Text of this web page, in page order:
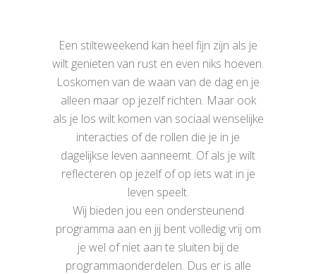
Een stilteweekend kan heel fijn zijn als je
wilt genieten van rust en even niks hoeven.
Loskomen van de waan van de dag en je
alleen maar op jezelf richten. Maar ook
als je los wilt komen van sociaal wenselijke
interacties of de rollen die je in je
dagelijkse leven aanneemt. Of als je wilt
reflecteren op jezelf of op iets wat in je
leven speelt.
Wij bieden jou een ondersteunend
programma aan en jij bent volledig vrij om
je wel of niet aan te sluiten bij de
programmaonderdelen. Dus er is alle